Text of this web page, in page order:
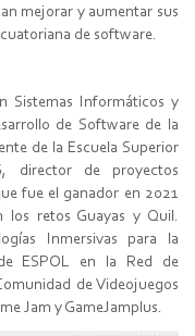
mejorar y aumentar sus
de software.
Sistemas Informáticos y
de Software de la
de la Escuela Superior
director de proyectos
fue el ganador en 2021
los retos Guayas y Quil.
Inmersivas para la
ESPOL en la Red de
de Videojuegos
Jam y GameJamplus.